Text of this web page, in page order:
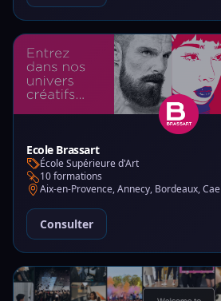
Ecole Brassart
École Supérieure d'Art
10 formations
Consulter